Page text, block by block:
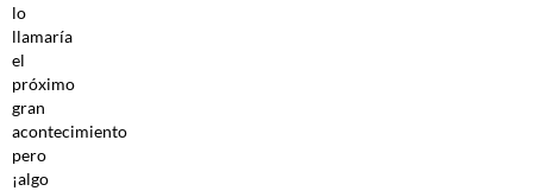
lo
llamaría
el
próximo
gran
acontecimiento
pero
¡algo